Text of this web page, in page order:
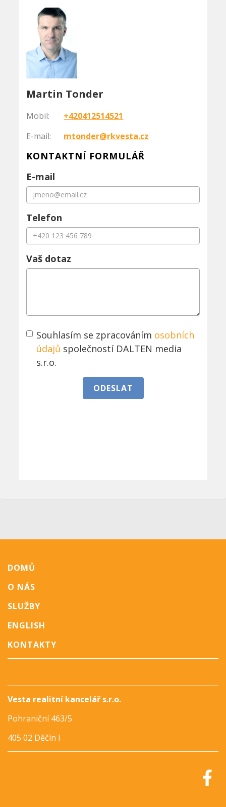
Martin Tonder
Mobil:
+420412514521
E-mail:
mtonder@rkvesta.cz
KONTAKTNÍ FORMULÁŘ
E-mail
Telefon
Vaš dotaz
Souhlasím se zpracováním osobních
údajů společností DALTEN media
s.r.o.
ODESLAT
DOMŮ
O NÁS
SLUŽBY
ENGLISH
KONTAKTY
Vesta realitní kancelář s.r.o.
Pohraniční 463/5
405 02 Děčín I